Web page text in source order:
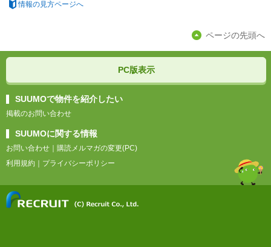
情報の見方ページへ
ページの先頭へ
PC版表示
SUUMOで物件を紹介したい
掲載のお問い合わせ
SUUMOに関する情報
お問い合わせ
購読メルマガの変更(PC)
利用規約
プライバシーポリシー